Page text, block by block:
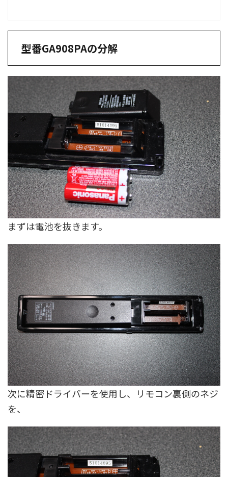
型番GA908PAの分解
まずは電池を抜きます。
次に精密ドライバーを使用し、リモコン裏側のネジ
を、